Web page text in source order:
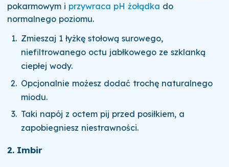
pokarmowym i przywraca pH żołądka do
normalnego poziomu.
Zmieszaj 1 łyżkę stołową surowego,
niefiltrowanego octu jabłkowego ze szklanką
ciepłej wody.
Opcjonalnie możesz dodać trochę naturalnego
miodu.
Taki napój z octem pij przed posiłkiem, a
zapobiegniesz niestrawności.
2. Imbir